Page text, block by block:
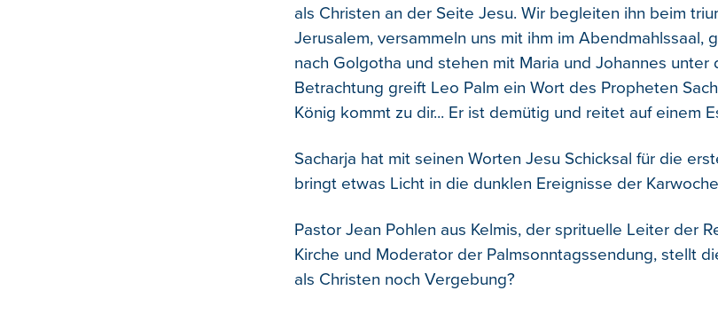
als Christen an der Seite Jesu. Wir begleiten ihn beim
Jerusalem, versammeln uns mit ihm im Abendmahlssaal,
nach Golgotha und stehen mit Maria und Johannes unter
Betrachtung greift Leo Palm ein Wort des Propheten
König kommt zu dir... Er ist demütig und reitet auf einem
Sacharja hat mit seinen Worten Jesu Schicksal für die
bringt etwas Licht in die dunklen Ereignisse der
Pastor Jean Pohlen aus Kelmis, der sprituelle Leiter der
Kirche und Moderator der Palmsonntagssendung, stellt
als Christen noch Vergebung?